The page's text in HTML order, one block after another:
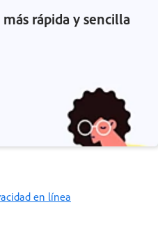
rápida y sencilla
en línea